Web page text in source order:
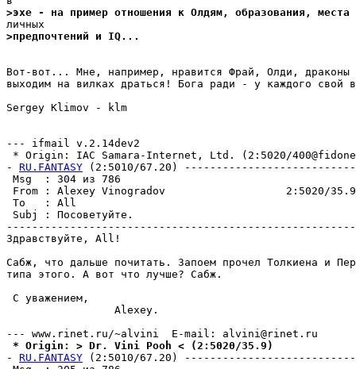
>эхе - на пример отношения к Олдям, обpазования, места
>пpедпочтений и IQ...
Вот-вот... Мне, например, нравится Фрай, Олди,
выходим на вилках драться! Бога ради - у каждого свой
Sergey Klimov - klm
--- ifmail v.2.14dev2
* Origin: IAC Samara-Internet, Ltd. (2:5020/
- RU.FANTASY (2:5010/67.20)
Msg  : 304
From : Alexey Vinogradov                   2:5020/
To   : All
Subj :
Здравствуйте, All!
Сабж, что дальше почитать. Запоем прочел Толкиена и
типа этого. А вот что лучше? Сабж.
С уважением,
                 Alexey.
* Origin: > Dr. Vini Pooh < (2:5020/35.9)
- RU.FANTASY (2:5010/67.20)